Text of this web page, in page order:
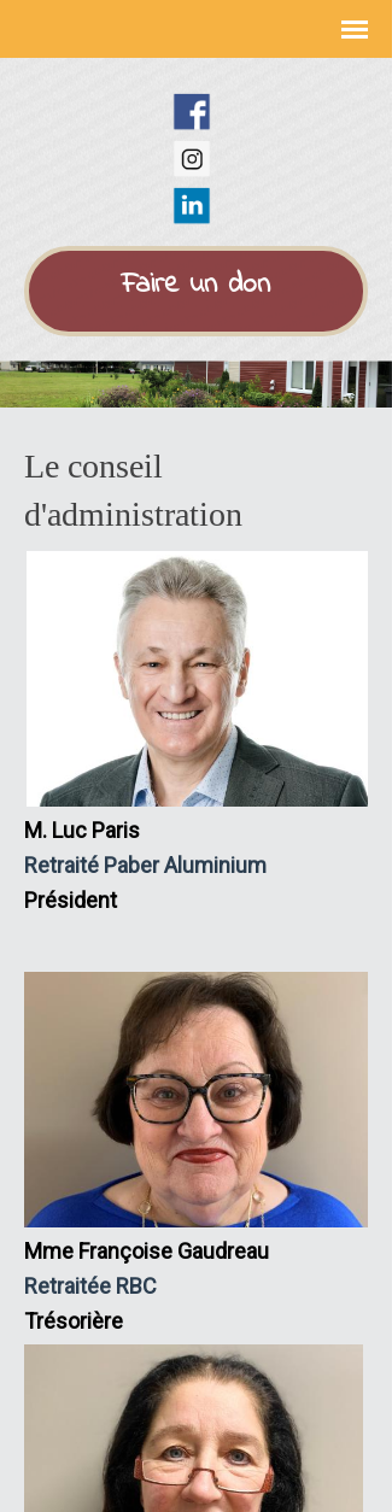
Faire un don
Le conseil
d'administration
M. Luc Paris
Retraité Paber Aluminium
Président
Mme Françoise Gaudreau
Retraitée RBC
Trésorière